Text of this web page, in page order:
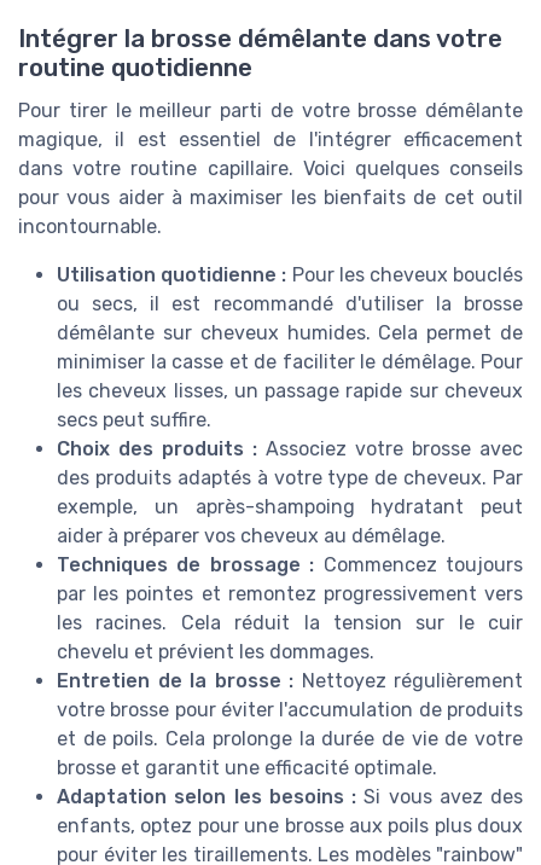
Intégrer la brosse démêlante dans votre
routine quotidienne
Pour tirer le meilleur parti de votre brosse démêlante
magique, il est essentiel de l'intégrer efficacement
dans votre routine capillaire. Voici quelques conseils
pour vous aider à maximiser les bienfaits de cet outil
incontournable.
Utilisation quotidienne : Pour les cheveux bouclés
ou secs, il est recommandé d'utiliser la brosse
démêlante sur cheveux humides. Cela permet de
minimiser la casse et de faciliter le démêlage. Pour
les cheveux lisses, un passage rapide sur cheveux
secs peut suffire.
Choix des produits : Associez votre brosse avec
des produits adaptés à votre type de cheveux. Par
exemple, un après-shampoing hydratant peut
aider à préparer vos cheveux au démêlage.
Techniques de brossage : Commencez toujours
par les pointes et remontez progressivement vers
les racines. Cela réduit la tension sur le cuir
chevelu et prévient les dommages.
Entretien de la brosse : Nettoyez régulièrement
votre brosse pour éviter l'accumulation de produits
et de poils. Cela prolonge la durée de vie de votre
brosse et garantit une efficacité optimale.
Adaptation selon les besoins : Si vous avez des
enfants, optez pour une brosse aux poils plus doux
pour éviter les tiraillements. Les modèles "rainbow"